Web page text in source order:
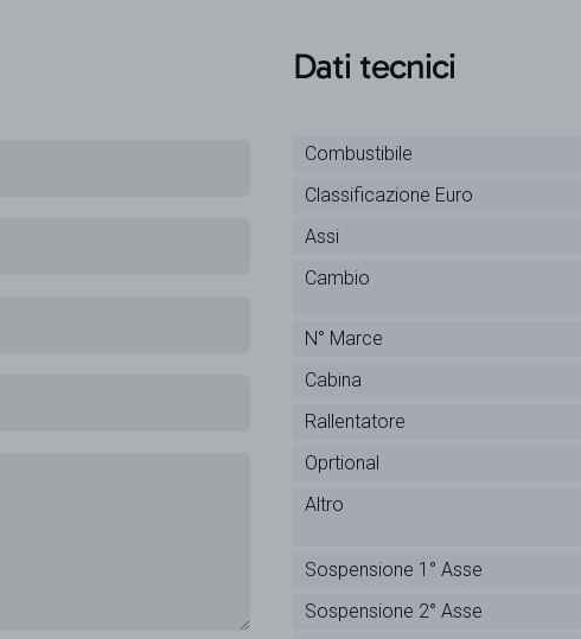
Dati tecnici
Combustibile
Classificazione Euro
Assi
Cambio
N° Marce
Cabina
Rallentatore
Oprtional
Altro
Sospensione 1° Asse
Sospensione 2° Asse